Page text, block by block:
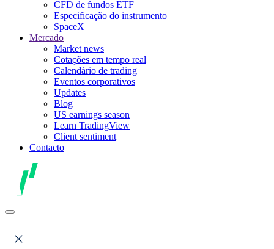
CFD de fundos ETF
Especificação do instrumento
SpaceX
Mercado
Market news
Cotações em tempo real
Calendário de trading
Eventos corporativos
Updates
Blog
US earnings season
Learn TradingView
Client sentiment
Contacto